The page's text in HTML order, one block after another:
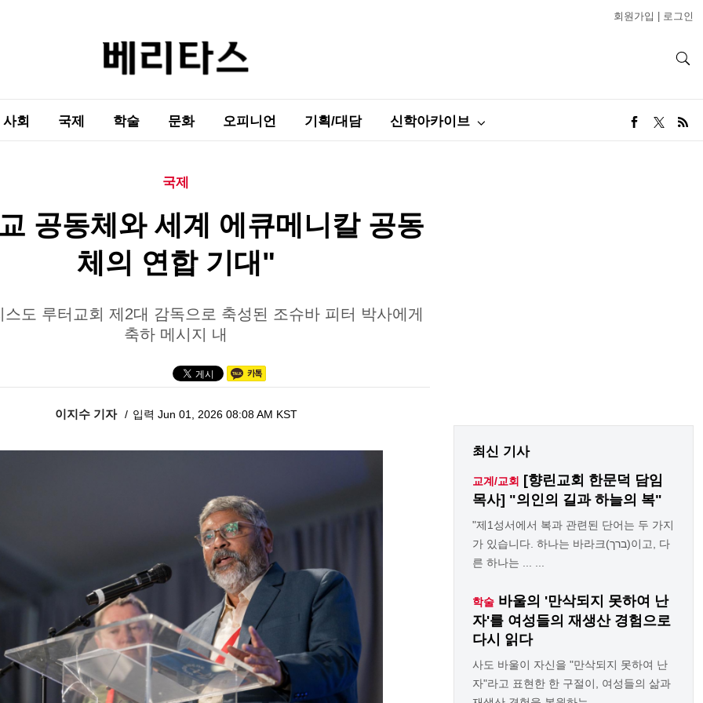
회원가입 로그인
사회 국제 학술 문화 오피니언 기획/대담 신학아카이브
국제
공동체와 세계 에큐메니칼 공동
체의 연합 기대"
스도 루터교회 제2대 감독으로 축성된 조슈바 피터 박사에게
축하 메시지 내
이지수 기자 입력 Jun 01, 2026 08:08 AM KST
최신 기사
교계/교회
[향린교회 한문덕 담임
목사] "의인의 길과 하늘의 복"
"제1성서에서 복과 관련된 단어는 두 가지
가 있습니다. 하나는 바라크(ברך)이고, 다
른 하나는 ... ...
학술 바울의 '만삭되지 못하여 난
자'를 여성들의 재생산 경험으로
다시 읽다
사도 바울이 자신을 "만삭되지 못하여 난
자"라고 표현한 한 구절이, 여성들의 삶과